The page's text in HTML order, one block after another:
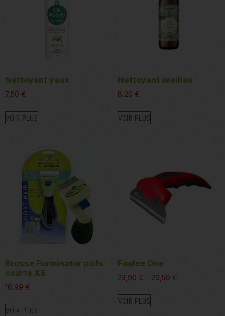
Nettoyant yeux
7,50 €
VOIR PLUS
Nettoyant oreilles
8,20 €
VOIR PLUS
Brosse Furminator poils
courts XS
16,99 €
VOIR PLUS
Foolee One
23,90 € – 29,50 €
VOIR PLUS